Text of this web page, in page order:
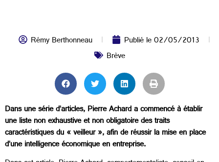
Rémy Berthonneau Publié le02/05/2013
Brève
Dans une série d’articles, Pierre Achard a commencé à établir
une liste non exhaustive et non obligatoire des traits
caractéristiques du « veilleur », afin de réussir la mise en place
d’une intelligence économique en entreprise.